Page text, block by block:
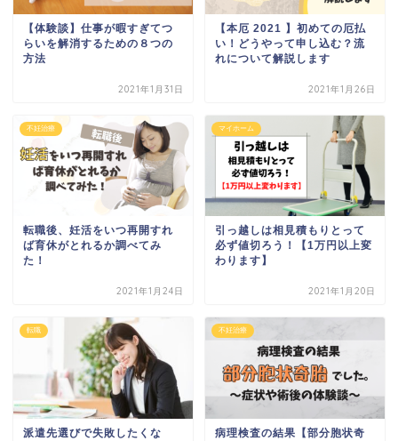
【体験談】仕事が暇すぎてつ
らいを解消するための８つの
方法
2021年1月31日
【本厄 2021 】初めての厄払
い！どうやって申し込む？流
れについて解説します
2021年1月26日
不妊治療
転職後、妊活をいつ再開すれ
ば育休がとれるか調べてみ
た！
2021年1月24日
マイホーム
引っ越しは相見積もりとって
必ず値切ろう！【1万円以上変
わります】
2021年1月20日
転職
派遣先選びで失敗したくな
不妊治療
病理検査の結果【部分胞状奇